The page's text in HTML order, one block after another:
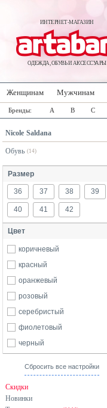
ИНТЕРНЕТ-МАГАЗИН
ОДЕЖДА, ОБУВЬ И АКСЕССУАРЫ
Женщинам Мужчинам
Бренды: A B C
Nicole Saldana
Обувь (14)
Размер
36 37 38 39
40 41 42
Цвет
коричневый
красный
оранжевый
розовый
серебристый
фиолетовый
черный
Сбросить все настройки
Скидки
Новинки